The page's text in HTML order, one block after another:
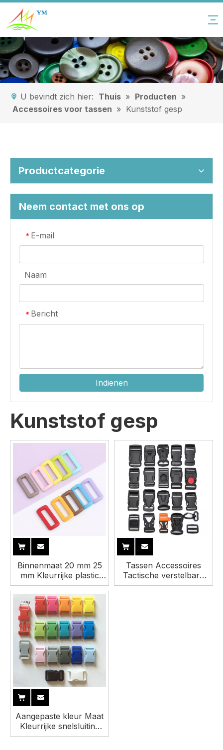
U bevindt zich hier: Thuis » Producten »
Accessoires voor tassen » Kunststof gesp
Productcategorie
Neem contact met ons op
* E-mail
Naam
* Bericht
Indienen
Kunststof gesp
Binnenmaat 20 mm 25
mm Kleurrijke plastic
nylon gesp
Rechthoekige riemgesp
Tassen Accessoires
Tactische verstelbare
zijontgrendeling Snelle
Aangepaste kleur Maat
Kleurrijke snelsluiting
Verstelbare plastic